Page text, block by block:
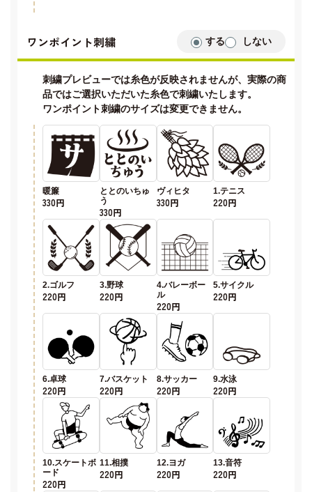
ワンポイント刺繍 する しない
刺繍プレビューでは糸色が反映されませんが、実際の商
品ではご選択いただいた糸色で刺繍いたします。
ワンポイント刺繍のサイズは変更できません。
暖簾
330円
ととのいちゅ
う
330円
ヴィヒタ
330円
1.テニス
220円
2.ゴルフ
220円
3.野球
220円
4.バレーボー
ル
220円
5.サイクル
220円
6.卓球
220円
7.バスケット
220円
8.サッカー
220円
9.水泳
220円
10.スケートボ
ード
220円
11.相撲
220円
12.ヨガ
220円
13.音符
220円